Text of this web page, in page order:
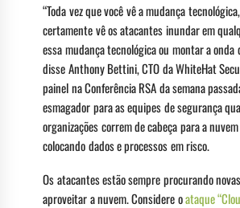
“Toda vez que você vê a mudança
certamente vê os atacantes inundar em
essa mudança tecnológica ou montar a onda
disse Anthony Bettini, CTO da WhiteHat
painel na Conferência RSA da semana
esmagador para as equipes de segurança
organizações correm de cabeça para a
colocando dados e processos em risco.
Os atacantes estão sempre procurando
aproveitar a nuvem. Considere oataque